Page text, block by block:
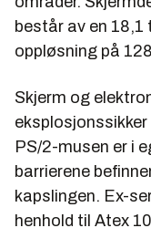
består av en
oppløsning på
Skjerm og
PS/2-musen er i
barrierene
kapslingen. Ex-
henhold til Atex